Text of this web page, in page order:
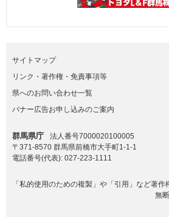
サイトマップ
リンク・著作権・免責事項等
県へのお問い合わせ一覧
バナー広告お申し込みのご案内
群馬県庁
法人番号7000020100005
〒371-8570 群馬県前橋市大手町1-1-1
電話番号(代表): 027-223-1111
「私的使用のための複製」や「引用」など著
無